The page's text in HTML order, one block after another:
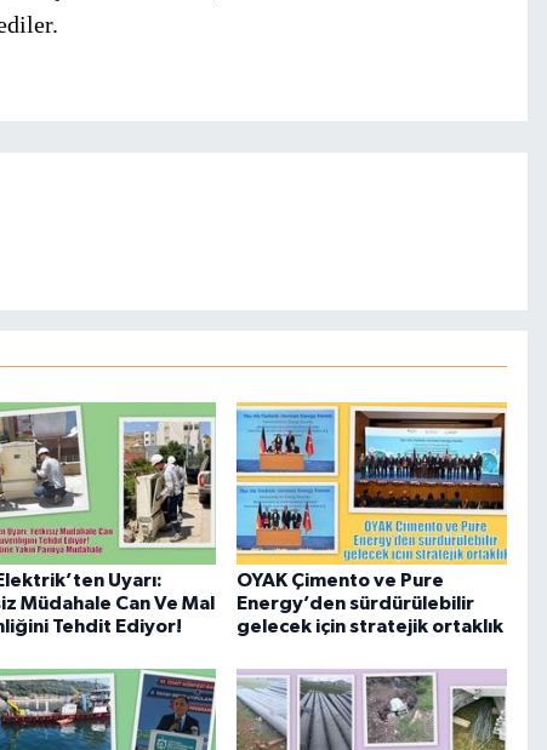
Uyarı:
Müdahale Can Ve Mal
Tehdit Ediyor!
OYAK Çimento ve Pure
Energy’den sürdürülebilir
gelecek için stratejik ortaklık